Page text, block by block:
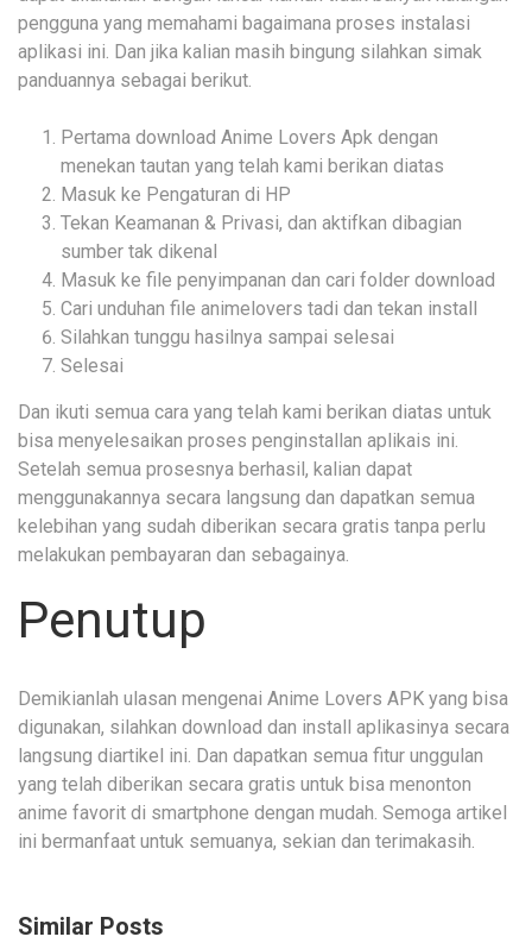
pengguna yang memahami bagaimana proses instalasi
aplikasi ini. Dan jika kalian masih bingung silahkan simak
panduannya sebagai berikut.
Pertama download Anime Lovers Apk dengan
menekan tautan yang telah kami berikan diatas
Masuk ke Pengaturan di HP
Tekan Keamanan & Privasi, dan aktifkan dibagian
sumber tak dikenal
Masuk ke file penyimpanan dan cari folder download
Cari unduhan file animelovers tadi dan tekan install
Silahkan tunggu hasilnya sampai selesai
Selesai
Dan ikuti semua cara yang telah kami berikan diatas untuk
bisa menyelesaikan proses penginstallan aplikais ini.
Setelah semua prosesnya berhasil, kalian dapat
menggunakannya secara langsung dan dapatkan semua
kelebihan yang sudah diberikan secara gratis tanpa perlu
melakukan pembayaran dan sebagainya.
Penutup
Demikianlah ulasan mengenai Anime Lovers APK yang bisa
digunakan, silahkan download dan install aplikasinya secara
langsung diartikel ini. Dan dapatkan semua fitur unggulan
yang telah diberikan secara gratis untuk bisa menonton
anime favorit di smartphone dengan mudah. Semoga artikel
ini bermanfaat untuk semuanya, sekian dan terimakasih.
Similar Posts